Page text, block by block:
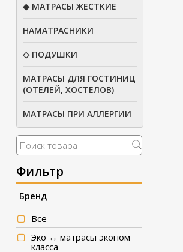
◆ МАТРАСЫ ЖЕСТКИЕ
НАМАТРАСНИКИ
◇ ПОДУШКИ
МАТРАСЫ ДЛЯ ГОСТИНИЦ
(ОТЕЛЕЙ, ХОСТЕЛОВ)
МАТРАСЫ ПРИ АЛЛЕРГИИ
Фильтр
Бренд
Все
Эко ↔ матрасы эконом
класса